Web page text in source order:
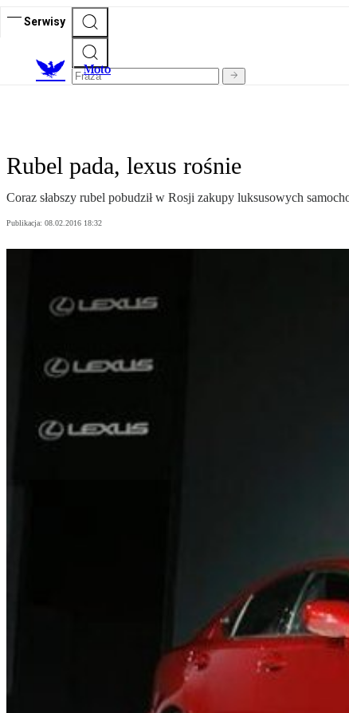
Serwisy
Moto
Rubel pada, lexus rośnie
Coraz słabszy rubel pobudził w Rosji zakupy luksusowych
Publikacja: 08.02.2016 18:32